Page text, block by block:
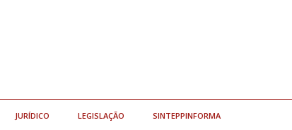
JURÍDICO LEGISLAÇÃO SINTEPPINFORMA